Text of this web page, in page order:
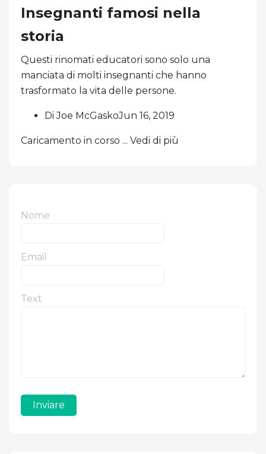
Insegnanti famosi nella
storia
Questi rinomati educatori sono solo una
manciata di molti insegnanti che hanno
trasformato la vita delle persone.
Di Joe McGaskoJun 16, 2019
Caricamento in corso ... Vedi di più
Nome
Email
Text
Inviare